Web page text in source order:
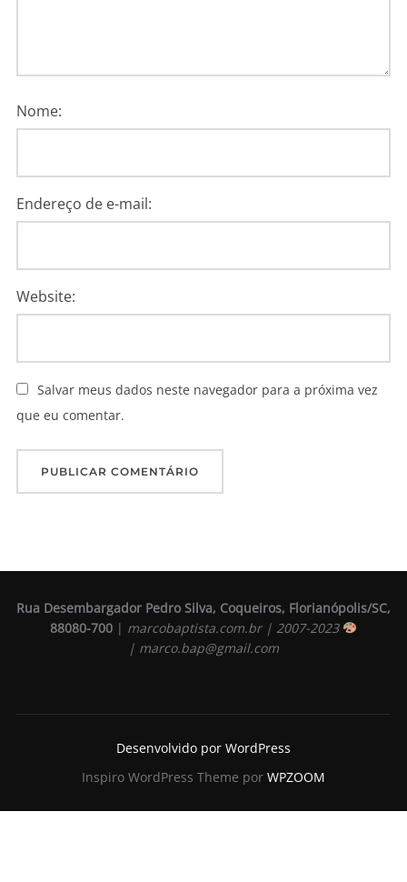
Nome:
Endereço de e-mail:
Website:
Salvar meus dados neste navegador para a próxima vez
que eu comentar.
Rua Desembargador Pedro Silva, Coqueiros, Florianópolis/SC,
88080-700 | marcobaptista.com.br | 2007-2023
| marco.bap@gmail.com
Desenvolvido por WordPress
Inspiro WordPress Theme por WPZOOM